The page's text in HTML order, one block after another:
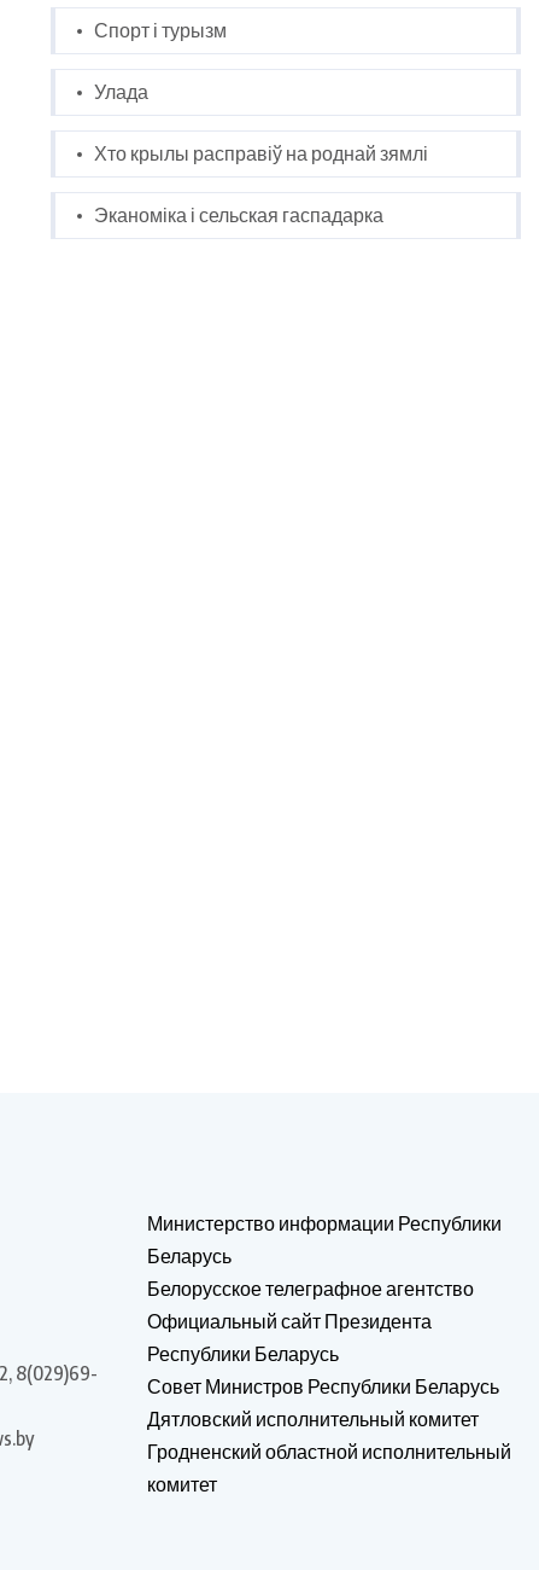
Спорт і турызм
Улада
Хто крылы расправіў на роднай зямлі
Эканоміка і сельская гаспадарка
8(029)69-
Министерство информации Республики
Беларусь
Белорусское телеграфное агентство
Официальный сайт Президента
Республики Беларусь
Совет Министров Республики Беларусь
Дятловский исполнительный комитет
Гродненский областной исполнительный
комитет